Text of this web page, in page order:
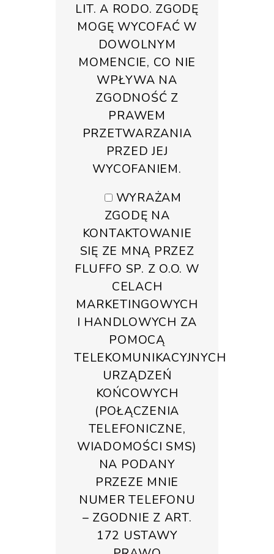
LIT. A RODO. ZGODĘ
MOGĘ WYCOFAĆ W
DOWOLNYM
MOMENCIE, CO NIE
WPŁYWA NA
ZGODNOŚĆ Z
PRAWEM
PRZETWARZANIA
PRZED JEJ
WYCOFANIEM.
WYRAŻAM
ZGODĘ NA
KONTAKTOWANIE
SIĘ ZE MNĄ PRZEZ
FLUFFO SP. Z O.O. W
CELACH
MARKETINGOWYCH
I HANDLOWYCH ZA
POMOCĄ
TELEKOMUNIKACYJNYCH
URZĄDZEŃ
KOŃCOWYCH
(POŁĄCZENIA
TELEFONICZNE,
WIADOMOŚCI SMS)
NA PODANY
PRZEZE MNIE
NUMER TELEFONU
– ZGODNIE Z ART.
172 USTAWY